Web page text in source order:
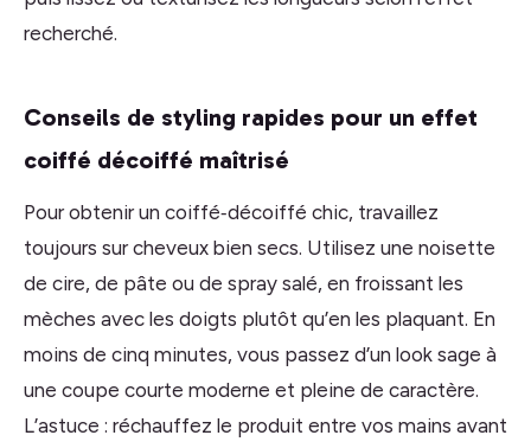
recherché.
Conseils de styling rapides pour un effet
coiffé décoiffé maîtrisé
Pour obtenir un coiffé‑décoiffé chic, travaillez
toujours sur cheveux bien secs. Utilisez une noisette
de cire, de pâte ou de spray salé, en froissant les
mèches avec les doigts plutôt qu’en les plaquant. En
moins de cinq minutes, vous passez d’un look sage à
une coupe courte moderne et pleine de caractère.
L’astuce : réchauffez le produit entre vos mains avant